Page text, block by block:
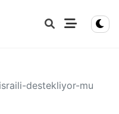
destekliyor-mu